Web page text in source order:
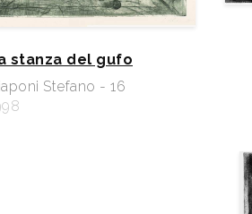
stanza del gufo
Stefano - 16